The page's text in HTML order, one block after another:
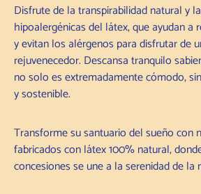
Disfrute de la transpirabilidad natural y
hipoalergénicas del látex, que ayudan a
y evitan los alérgenos para disfrutar de
rejuvenecedor. Descansa tranquilo
no solo es extremadamente cómodo,
y sostenible.
Transforme su santuario del sueño con
fabricados con látex 100% natural,
concesiones se une a la serenidad de la